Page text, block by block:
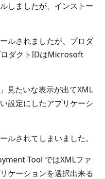
しましたが、インストー
ルされましたが、プロダ
ダクトIDはMicrosoft
見たいな表示が出てXML
設定にしたアプリケーシ
ルされてしまいました。
Tool ではXMLファ
ケーションを選択出来る